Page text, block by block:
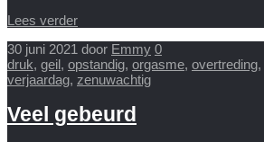
Lees verder
30 juni 2021 door Emmy 0
druk, geil, opstandig, orgasme, overtreding,
verjaardag, zenuwachtig
Veel gebeurd